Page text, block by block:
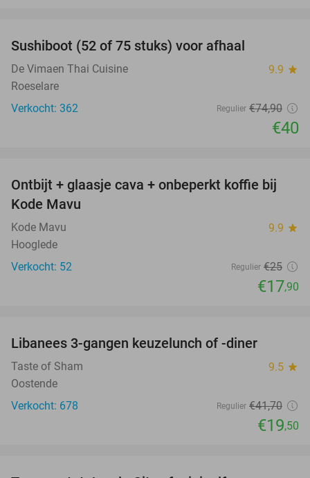
Sushiboot (52 of 75 stuks) voor afhaal
De Vimaen Thai Cuisine 9.9 star
Roeselare
Verkocht: 362
Regulier €74,90
€40
28%
Ontbijt + glaasje cava + onbeperkt koffie bij
Kode Mavu
Kode Mavu 9.9 star
Hooglede
Verkocht: 52
Regulier €25
€17,90
Libanees 3-gangen keuzelunch of -diner
Taste of Sham 9.5 star
Oostende
Verkocht: 678
Regulier €41,70
€19,50